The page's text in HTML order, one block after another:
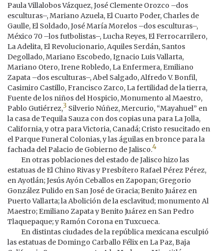
Paula Villalobos Vázquez, José Clemente Orozco –dos
esculturas–, Mariano Azuela, El Cuarto Poder, Charles de
Gaulle, El Soldado, José María Morelos –dos esculturas–,
México 70 –los futbolistas–, Lucha Reyes, El Ferrocarrilero,
La Adelita, El Revolucionario, Aquiles Serdán, Santos
Degollado, Mariano Escobedo, Ignacio Luis Vallarta,
Mariano Otero, Irene Robledo, La Enfermera, Emiliano
Zapata –dos esculturas–, Abel Salgado, Alfredo V. Bonfil,
Casimiro Castillo, Francisco Zarco, La fertilidad de la tierra,
Fuente de los niños del Hospicio, Monumento al Maestro,
Pablo Gutiérrez,3 Silverio Núñez, Mercurio, “Mayahuel” en
la casa de Tequila Sauza con dos copias una para La Jolla,
California, y otra para Victoria, Canadá; Cristo resucitado en
el Parque Funeral Colonias, y las águilas en bronce para la
fachada del Palacio de Gobierno de Jalisco.4
En otras poblaciones del estado de Jalisco hizo las
estatuas de El Chino Rivas y Presbítero Rafael Pérez Pérez,
en Ayotlán; Jesús Ayón Ceballos en Zapopan; Gregorio
González Pulido en San José de Gracia; Benito Juárez en
Puerto Vallarta; la Abolición de la esclavitud; monumento Al
Maestro; Emiliano Zapata y Benito Juárez en San Pedro
Tlaquepaque; y Ramón Corona en Tuxcueca.
En distintas ciudades de la república mexicana esculpió
las estatuas de Domingo Carballo Félix en La Paz, Baja